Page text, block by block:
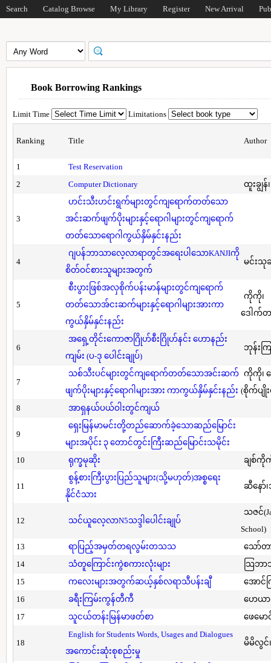
Search Catalog Browse My Library Register New Arrival
Book Borrowing Rankings
Limit Time Limitations
Ranking Title Author
1
Test Reservation
2
Computer Dictionary ထူးချွန်
3
ဟင်းသီးဟင်းရွက်များတွင်ကျရောက်တတ်သော
အင်းဆက်ဖျက်ပိုးများနှင့်ရောဂါများတွင်ကျရောက်
တတ်သောရောဂါကွယ်နှိမ်နှင်းနည်း
4
ဂျပန်ဘာသာလေ့လာရာတွင်အရေးပါသောKANJIကို
စိတ်ဝင်စားသူများအတွက်
မင်းသုခ
5
စီးပွားဖြစ်အလှစိုက်ပန်းမာန်များတွင်ကျရောက်
တတ်သောအ်ငးဆက်များနှင့်ရောဂါများအားကာ
ကွယ်နှိမ်နှင်းနည်း
ကိုကို၊
ဒေါက်တ
6
အရှေ့တိုင်းကောဇာဂြိုဟ်စီးဂြိုဟ်နင်း ဟောနည်း
ကျမ်း (ပ-ဒု ပေါင်းချုပ်)
ဘုန်းက
7
သစ်သီးပင်များတွင်ကျရောက်တတ်သောအင်းဆက်
ဖျက်ပိုးများနှင့်ရောဂါများအား ကာကွယ်နှိမ်နှင်းနည်း
ကိုကို၊
(စိုက်ပျိုး
8
အာရှနယ်ပယ်ဝါးတွင်ကျယ်
9
ရှေးမြန်မာမင်းတို့တည်ဆောက်ခဲ့သောဆည်မြောင်း
များအပိုင်း ၃ တောင်တွင်းကြီးဆည်မြောင်းသမိုင်း
10
ရုက္ခမုဆိုး ချစ်ကို
11
စွန့်စားကြီးပွားပြည်သူများ(သို့မဟုတ်)အစ္စရေး
နိုင်ငံသား
ဆီနော်၊
12 သင်ယူလေ့လာN5သဒ္ဒါပေါင်းချုပ်
သဇင်
School)
13
ရာပြည့်အမှတ်တရလွမ်းတသသ
သော်တ
14
သံတူကြောင်းကွဲစကားလုံးများ
သြဘာ
15
ကလေးများအတွက်ဆယ့်နှစ်လရာသီပန်းချီ
အောင်
16
ခရီးကြမ်းကွန်တီကီ
ဟေယာ
17
သူငယ်တန်းမြန်မာဖတ်စာ ဖေမော
18
English for Students Words, Usages and Dialogues
အကောင်းဆုံးစုစည်းမှု
မိမိလွင်၊